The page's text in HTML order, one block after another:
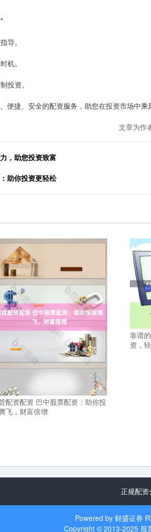
导。
机。
投资。
捷、安全的配资服务，助您在投资市场中乘
文章为作
，助您投资致富
助你投资更轻松
配资配资 巴中股票配资：助你投
飞，财富倍增
靠谱
资，
正规配资
Powered by 财盛证券
Copyright © 2013-2025 股